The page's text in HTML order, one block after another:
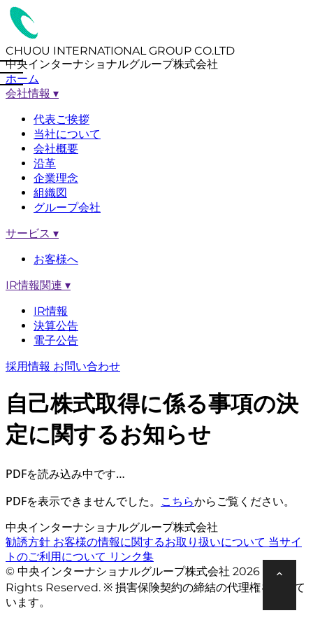
CHUOU INTERNATIONAL GROUP CO.LTD
中央インターナショナルグループ株式会社
ホーム
会社情報 ▾
代表ご挨拶
当社について
会社概要
沿革
企業理念
組織図
グループ会社
サービス ▾
お客様へ
IR情報関連 ▾
IR情報
決算公告
電子公告
採用情報 お問い合わせ
自己株式取得に係る事項の決
定に関するお知らせ
PDFを読み込み中です…
PDFを表示できませんでした。 こちらからご覧ください。
中央インターナショナルグループ株式会社
勧誘方針 お客様の情報に関するお取り扱いについて 当サイ
トのご利用について リンク集
© 中央インターナショナルグループ株式会社 2026 All
Rights Reserved. ※ 損害保険契約の締結の代理権を有して
います。